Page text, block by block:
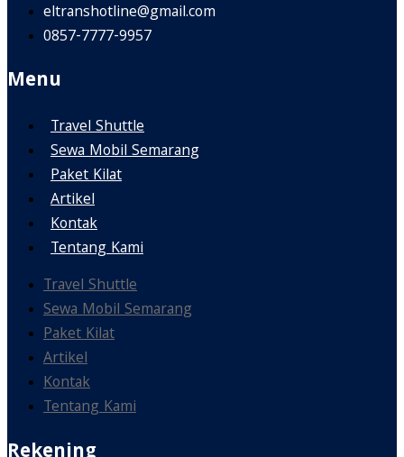
eltranshotline@gmail.com
0857-7777-9957
Menu
Travel Shuttle
Sewa Mobil Semarang
Paket Kilat
Artikel
Kontak
Tentang Kami
Travel Shuttle
Sewa Mobil Semarang
Paket Kilat
Artikel
Kontak
Tentang Kami